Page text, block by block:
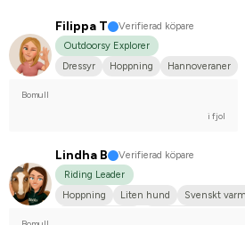
Filippa T
Verifierad köpare
Outdoorsy Explorer
Dressyr
Hoppning Hannoveraner
Bomull
i fjol
Lindha B
Verifierad köpare
Riding Leader
Hoppning
Liten hund Svenskt